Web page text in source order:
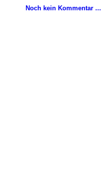
Noch kein Kommentar ...